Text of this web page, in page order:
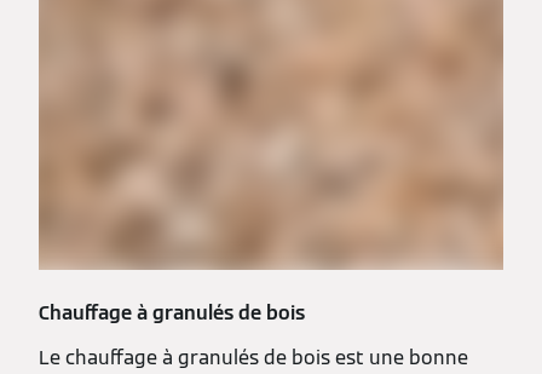
Chauffage à granulés de bois
Le chauffage à granulés de bois est une bonne